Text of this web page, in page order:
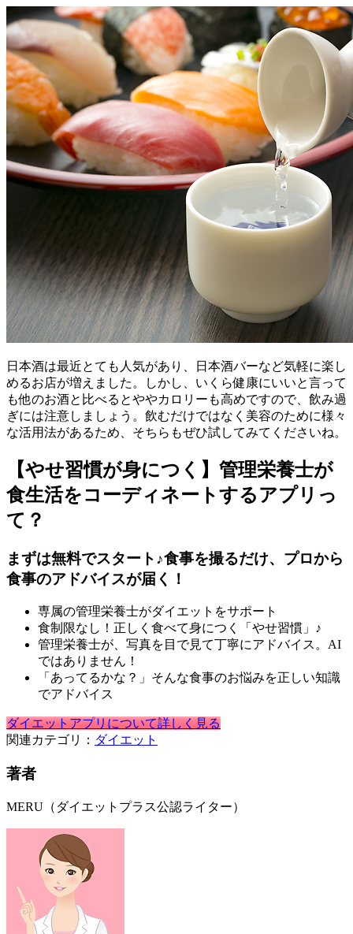
日本酒は最近とても人気があり、日本酒バーなど気軽に楽し
めるお店が増えました。しかし、いくら健康にいいと言って
も他のお酒と比べるとややカロリーも高めですので、飲み過
ぎには注意しましょう。飲むだけではなく美容のために様々
な活用法があるため、そちらもぜひ試してみてくださいね。
【やせ習慣が身につく】管理栄養士が
食生活をコーディネートするアプリっ
て？
まずは無料でスタート♪食事を撮るだけ、プロから
食事のアドバイスが届く！
専属の管理栄養士がダイエットをサポート
食制限なし！正しく食べて身につく「やせ習慣」♪
管理栄養士が、写真を目で見て丁寧にアドバイス。AI
ではありません！
「あってるかな？」そんな食事のお悩みを正しい知識
でアドバイス
ダイエットアプリについて詳しく見る
関連カテゴリ： ダイエット
著者
MERU（ダイエットプラス公認ライター）